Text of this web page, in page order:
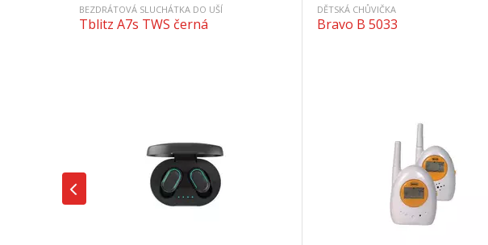
BEZDRÁTOVÁ SLUCHÁTKA DO UŠÍ
Tblitz A7s TWS černá
DĚTSKÁ CHŮVIČKA
Bravo B 5033